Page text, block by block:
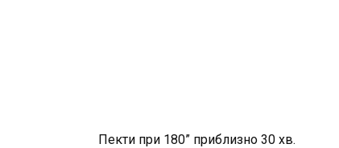
Пекти при 180” приблизно 30 хв.